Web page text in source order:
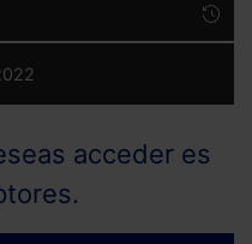
acceder es